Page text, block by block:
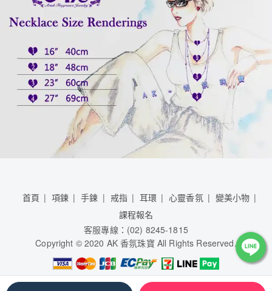
首頁 項鍊 手鍊 戒指 耳環 心靈香氛
變美小物
課程報名
客服專線：(02) 8245-1815
Copyright © 2020 AK 香氛珠寶 All Rights Reserved.